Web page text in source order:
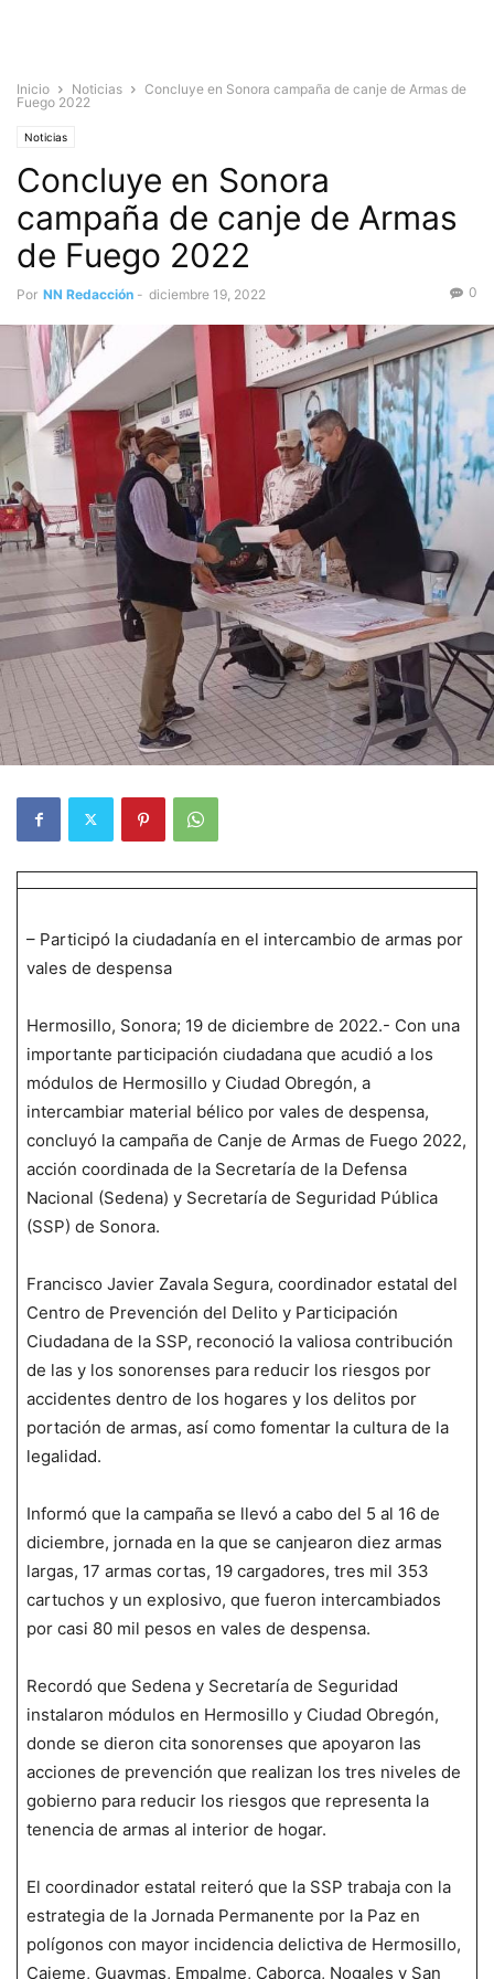
Inicio Noticias
Concluye en Sonora campaña de canje de Armas de
Fuego 2022
Noticias
Concluye en Sonora
campaña de canje de Armas
de Fuego 2022
Por NN Redacción - diciembre 19, 2022 0
– Participó la ciudadanía en el intercambio de armas por
vales de despensa
Hermosillo, Sonora; 19 de diciembre de 2022.- Con una
importante participación ciudadana que acudió a los
módulos de Hermosillo y Ciudad Obregón, a
intercambiar material bélico por vales de despensa,
concluyó la campaña de Canje de Armas de Fuego 2022,
acción coordinada de la Secretaría de la Defensa
Nacional (Sedena) y Secretaría de Seguridad Pública
(SSP) de Sonora.
Francisco Javier Zavala Segura, coordinador estatal del
Centro de Prevención del Delito y Participación
Ciudadana de la SSP, reconoció la valiosa contribución
de las y los sonorenses para reducir los riesgos por
accidentes dentro de los hogares y los delitos por
portación de armas, así como fomentar la cultura de la
legalidad.
Informó que la campaña se llevó a cabo del 5 al 16 de
diciembre, jornada en la que se canjearon diez armas
largas, 17 armas cortas, 19 cargadores, tres mil 353
cartuchos y un explosivo, que fueron intercambiados
por casi 80 mil pesos en vales de despensa.
Recordó que Sedena y Secretaría de Seguridad
instalaron módulos en Hermosillo y Ciudad Obregón,
donde se dieron cita sonorenses que apoyaron las
acciones de prevención que realizan los tres niveles de
gobierno para reducir los riesgos que representa la
tenencia de armas al interior de hogar.
El coordinador estatal reiteró que la SSP trabaja con la
estrategia de la Jornada Permanente por la Paz en
polígonos con mayor incidencia delictiva de Hermosillo,
Cajeme, Guaymas, Empalme, Caborca, Nogales y San